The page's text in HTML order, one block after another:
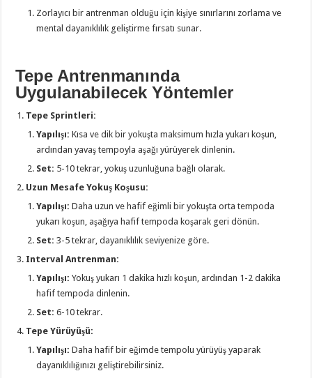
Zorlayıcı bir antrenman olduğu için kişiye sınırlarını zorlama ve
mental dayanıklılık geliştirme fırsatı sunar.
Tepe Antrenmanında
Uygulanabilecek Yöntemler
Tepe Sprintleri:
Yapılışı: Kısa ve dik bir yokuşta maksimum hızla yukarı koşun,
ardından yavaş tempoyla aşağı yürüyerek dinlenin.
Set: 5-10 tekrar, yokuş uzunluğuna bağlı olarak.
Uzun Mesafe Yokuş Koşusu:
Yapılışı: Daha uzun ve hafif eğimli bir yokuşta orta tempoda
yukarı koşun, aşağıya hafif tempoda koşarak geri dönün.
Set: 3-5 tekrar, dayanıklılık seviyenize göre.
Interval Antrenman:
Yapılışı: Yokuş yukarı 1 dakika hızlı koşun, ardından 1-2 dakika
hafif tempoda dinlenin.
Set: 6-10 tekrar.
Tepe Yürüyüşü:
Yapılışı: Daha hafif bir eğimde tempolu yürüyüş yaparak
dayanıklılığınızı geliştirebilirsiniz.